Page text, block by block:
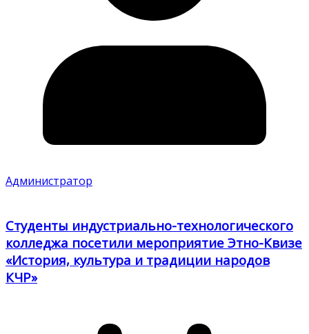
Администратор
Студенты индустриально-технологического
колледжа посетили мероприятие Этно-Квизе
«История, культура и традиции народов
КЧР»